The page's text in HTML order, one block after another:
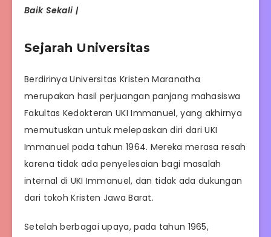
Baik Sekali |
Sejarah Universitas
Berdirinya Universitas Kristen Maranatha
merupakan hasil perjuangan panjang mahasiswa
Fakultas Kedokteran UKI Immanuel, yang akhirnya
memutuskan untuk melepaskan diri dari UKI
Immanuel pada tahun 1964. Mereka merasa resah
karena tidak ada penyelesaian bagi masalah
internal di UKI Immanuel, dan tidak ada dukungan
dari tokoh Kristen Jawa Barat.
Setelah berbagai upaya, pada tahun 1965,